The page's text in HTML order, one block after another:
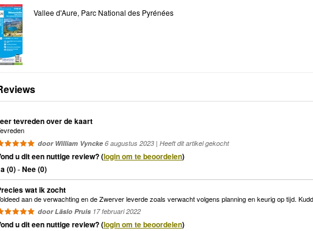
Vallee d'Aure, Parc National des Pyrénées
tevreden over de kaart
door William Vyncke 6 augustus 2023 | Heeft dit artikel gekocht
u dit een nuttige review? (login om te beoordelen)
(0)-Nee (0)
wat ik zocht
aan de verwachting en de Zwerver leverde zoals verwacht volgens planning en keurig op tijd.
door Läslo Pruis 17 februari 2022
u dit een nuttige review? (login om te beoordelen)